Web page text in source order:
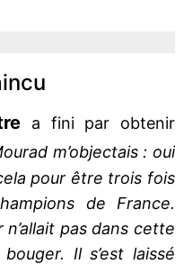
a fini par obtenir
m’objectais : oui
pour être trois fois
de France.
n’allait pas dans cette
Il s’est laissé